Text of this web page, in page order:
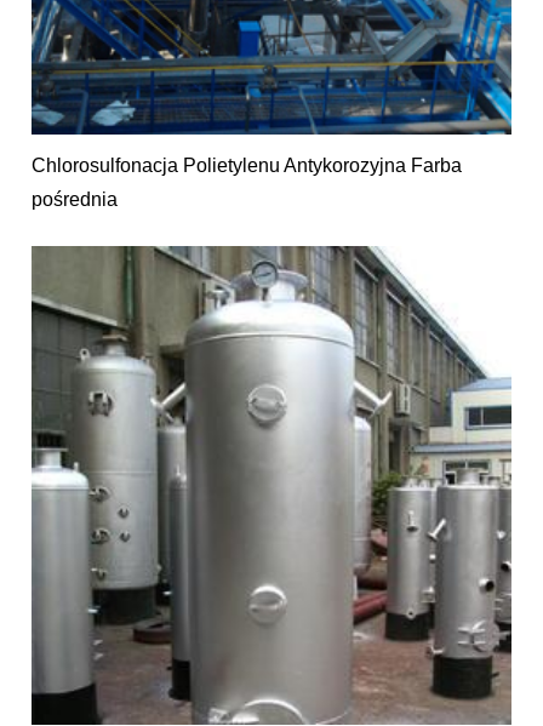
Chlorosulfonacja Polietylenu Antykorozyjna Farba
pośrednia